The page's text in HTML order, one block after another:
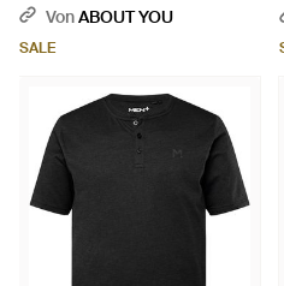
VonABOUT YOU
SALE